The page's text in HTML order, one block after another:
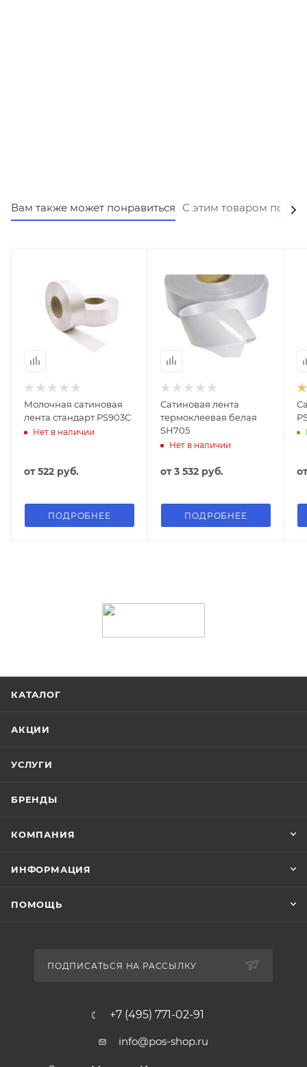
Вам также может понравиться С этим товаром
Молочная сатиновая
лента стандарт PS903С
Нет в наличии
от522 руб.
ПОДРОБНЕЕ
Сатиновая лента
термоклеевая белая
SH705
Нет в наличии
от3 532 руб.
ПОДРОБНЕЕ
КАТАЛОГ
АКЦИИ
УСЛУГИ
БРЕНДЫ
КОМПАНИЯ
ИНФОРМАЦИЯ
ПОМОЩЬ
ПОДПИСАТЬСЯ НА РАССЫЛКУ
+7 (495) 771-02-91
info@pos-shop.ru